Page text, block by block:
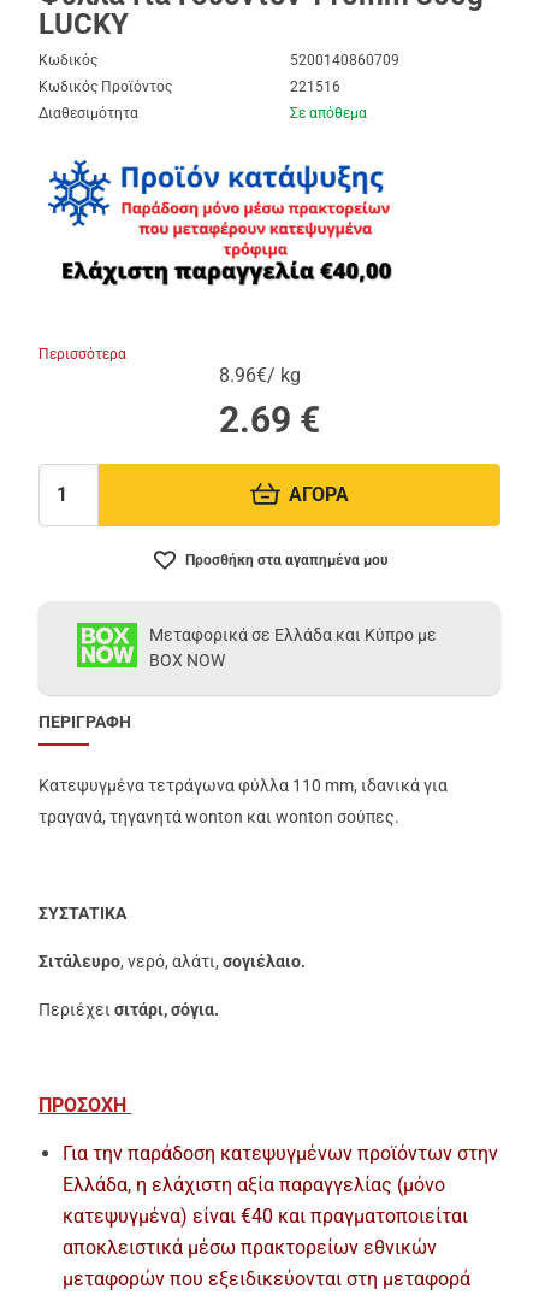
LUCKY
Κωδικός
5200140860709
Κωδικός Προϊόντος
221516
Διαθεσιμότητα
Σε απόθεμα
Περισσότερα
8.96€/ kg
2.69 €
Ποσότητα: ΑΓΟΡΑ
Προσθήκη στα αγαπημένα μου
Μεταφορικά σε Ελλάδα και Κύπρο με
BOX NOW
ΠΕΡΙΓΡΑΦΗ
Κατεψυγμένα τετράγωνα φύλλα 110 mm, ιδανικά για
τραγανά, τηγανητά wonton και wonton σούπες.
ΣΥΣΤΑΤΙΚΑ
Σιτάλευρο, νερό, αλάτι,σογιέλαιο.
Περιέχεισιτάρι, σόγια.
ΠΡΟΣΟΧΗ
Για την παράδοση κατεψυγμένων προϊόντων στην
Ελλάδα, η ελάχιστη αξία παραγγελίας (μόνο
κατεψυγμένα) είναι €40 και πραγματοποιείται
αποκλειστικά μέσω πρακτορείων εθνικών
μεταφορών που εξειδικεύονται στη μεταφορά